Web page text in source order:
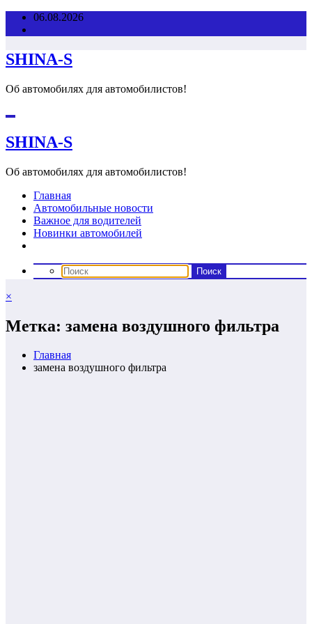
Перейти06.08.2026
SHINA-S
Об автомобилях для автомобилистов!
SHINA-S
Об автомобилях для автомобилистов!
Главная
Автомобильные новости
Важное для водителей
Новинки автомобилей
×
Метка: замена воздушного фильтра
Главная
замена воздушного фильтра